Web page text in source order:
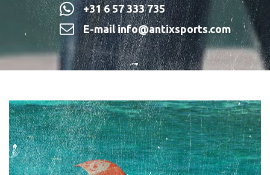
+31 6 57 333 735
E-mail info@antixsports.com